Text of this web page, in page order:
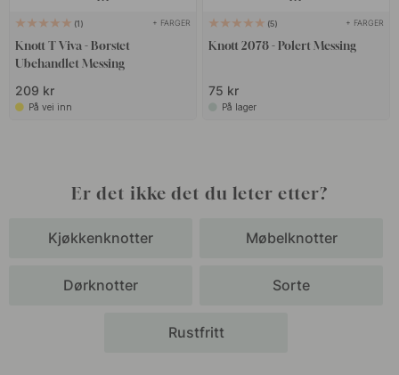
1 + FARGER
Knott T Viva - Børstet
Ubehandlet Messing
209 kr
På vei inn
5 + FARGER
Knott 2078 - Polert Messing
75 kr
På lager
Er det ikke det du leter etter?
Kjøkkenknotter Møbelknotter
Dørknotter Sorte
Rustfritt